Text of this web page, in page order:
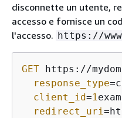
disconnette un utente,
accesso e fornisce un
l'accesso. https://
GET https://
response_type
client_id=1
redirect_uri